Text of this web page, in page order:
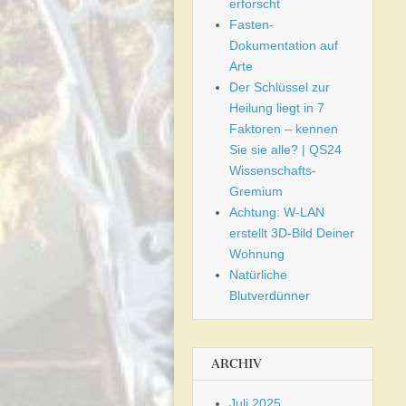
erforscht
Fasten-
Dokumentation auf
Arte
Der Schlüssel zur
Heilung liegt in 7
Faktoren – kennen
Sie sie alle? | QS24
Wissenschafts-
Gremium
Achtung: W-LAN
erstellt 3D-Bild Deiner
Wohnung
Natürliche
Blutverdünner
ARCHIV